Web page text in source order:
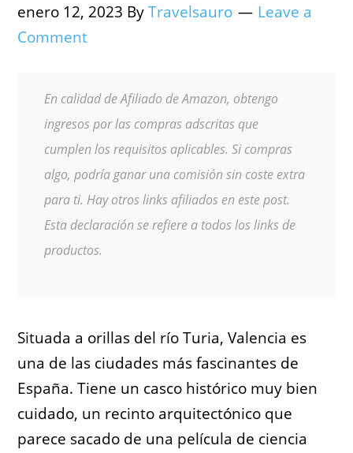
enero 12, 2023 ByTravelsauro
Leave a
Comment
En calidad de Afiliado de Amazon, obtengo
ingresos por las compras adscritas que
cumplen los requisitos aplicables. Si compras
algo, podría ganar una comisión sin coste extra
para ti. Hay otros links afiliados en este post.
Esta declaración se refiere a todos los links de
productos.
Situada a orillas del río Turia, Valencia es
una de las ciudades más fascinantes de
España. Tiene un casco histórico muy bien
cuidado, un recinto arquitectónico que
parece sacado de una película de ciencia